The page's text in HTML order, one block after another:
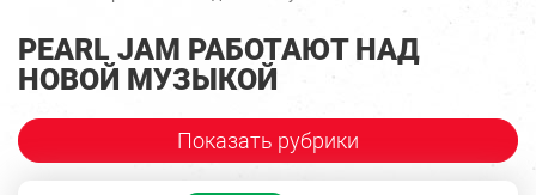
PEARL JAM РАБОТАЮТ НАД
НОВОЙ МУЗЫКОЙ
Показать рубрики